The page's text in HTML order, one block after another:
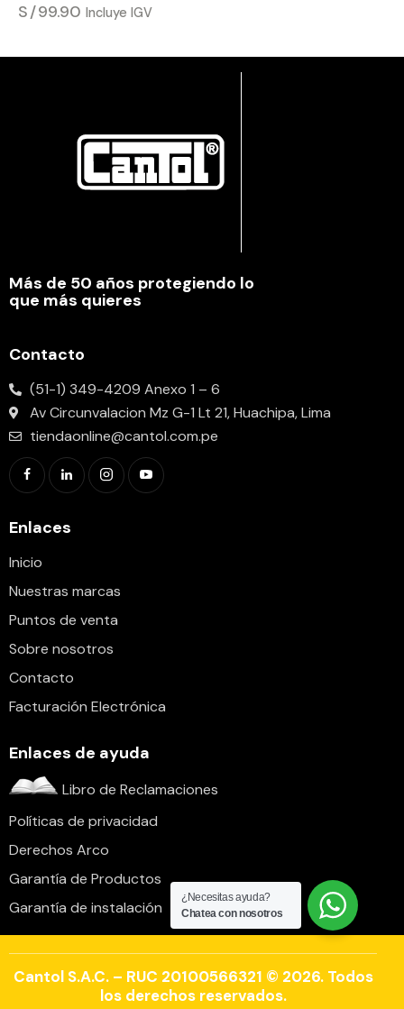
S/99.90 Incluye IGV
Más de 50 años protegiendo lo
que más quieres
Contacto
(51-1) 349-4209 Anexo 1 – 6
Av Circunvalacion Mz G-1 Lt 21, Huachipa, Lima
tiendaonline@cantol.com.pe
Enlaces
Inicio
Nuestras marcas
Puntos de venta
Sobre nosotros
Contacto
Facturación Electrónica
Enlaces de ayuda
Libro de Reclamaciones
Políticas de privacidad
Derechos Arco
Garantía de Productos
Garantía de instalación
Cantol S.A.C. – RUC 20100566321 © 2026. Todos
los derechos reservados.
¿Necesitas ayuda?
Chatea con nosotros